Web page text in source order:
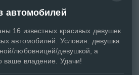
автомобилей
16 известных красивых девушек
автомобилей. Условия: девушка
любовницей/девушкой, а
ваше владение. Удачи!